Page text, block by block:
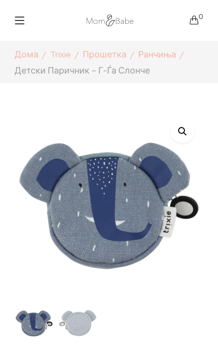
0
Дома Trixie Прошетка
Ранчиња
Детски Паричник – Г-Ѓа Слонче